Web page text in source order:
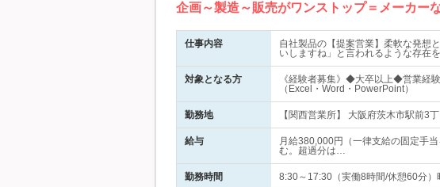
企画～製造～販売がワンストップ＝メーカー
仕事内容
自社製品の【提案営業】柔軟な発想
いしますね」と言われるような存在
対象となる方
《経験者募集》◆大卒以上◆営業経
（Excel・Word・PowerPoint）
勤務地 【関西営業所】 大阪府茨木市駅前
給与
月給380,000円（一律支給の固定手
む。超過分は…
勤務時間 8:30～17:30（実働8時間/休憩60分